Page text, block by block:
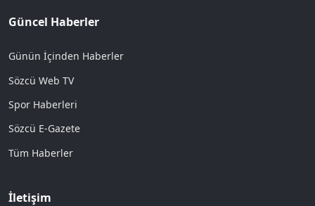
Güncel Haberler
Günün İçinden Haberler
Sözcü Web TV
Spor Haberleri
Sözcü E-Gazete
Tüm Haberler
İletişim